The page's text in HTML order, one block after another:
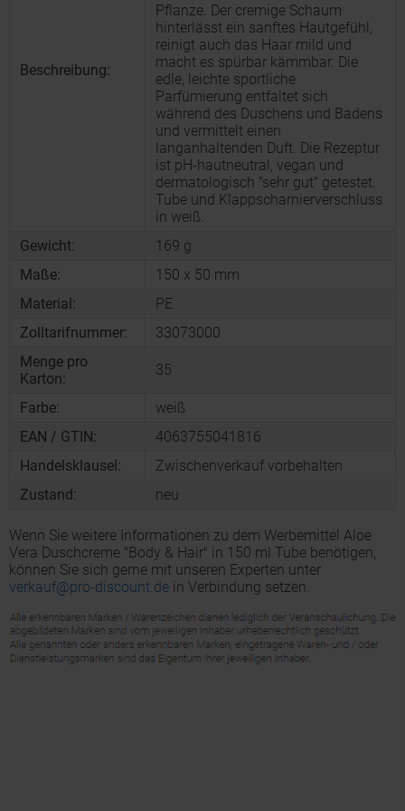
Beschreibung:
Pflanze. Der cremige Schaum
hinterlässt ein sanftes Hautgefühl,
reinigt auch das Haar mild und
macht es spürbar kämmbar. Die
edle, leichte sportliche
Parfümierung entfaltet sich
während des Duschens und Badens
und vermittelt einen
langanhaltenden Duft. Die Rezeptur
ist pH-hautneutral, vegan und
dermatologisch "sehr gut" getestet.
Tube und Klappscharnierverschluss
in weiß.
Gewicht:
169 g
Maße:
150 x 50 mm
Material:
PE
Zolltarifnummer:
33073000
Menge pro
Karton:
35
Farbe:
weiß
EAN / GTIN:
4063755041816
Handelsklausel:
Zwischenverkauf vorbehalten
Zustand:
neu
Wenn Sie weitere Informationen zu dem Werbemittel Aloe
Vera Duschcreme "Body & Hair" in 150 ml Tube benötigen,
können Sie sich gerne mit unseren Experten unter
verkauf@pro-discount.de in Verbindung setzen.